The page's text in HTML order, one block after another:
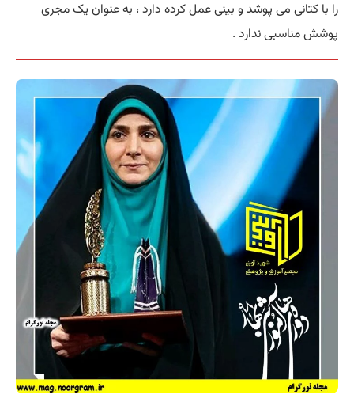
را با کتانی می پوشد و بینی عمل کرده دارد ، به عنوان یک مجری
پوشش مناسبی ندارد .